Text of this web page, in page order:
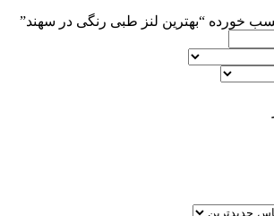
خورده “بهترین لنز طبی رنگی در سهند”